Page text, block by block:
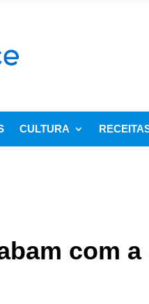
CULTURA
com